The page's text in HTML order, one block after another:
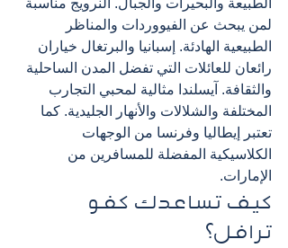
الطبيعة والبحيرات والجبال. النرويج مناسبة
لمن يبحث عن الفيووردات والمناظر
الطبيعية الهادئة. إسبانيا والبرتغال خياران
رائعان للعائلات التي تفضل المدن الساحلية
والثقافة. آيسلندا مثالية لمحبي التجارب
المختلفة والشلالات والأنهار الجليدية. كما
تعتبر إيطاليا وفرنسا من الوجهات
الكلاسيكية المفضلة للمسافرين من
الإمارات.
كيف تساعدك كفو
ترافل؟